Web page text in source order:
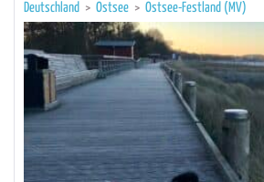
Deutschland > Ostsee > Ostsee-Festland (MV)